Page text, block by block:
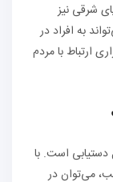
شرقی نیز
به افراد در
ارتباط با مردم
دستیابی است. با
می‌توان در